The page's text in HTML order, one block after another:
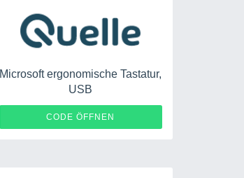
Microsoft ergonomische Tastatur,
USB
CODE ÖFFNEN